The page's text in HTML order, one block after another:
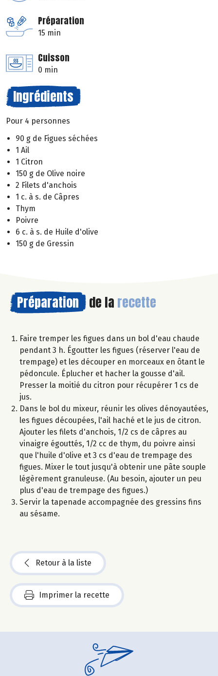
Préparation
15 min
Cuisson
0 min
Ingrédients
Pour 4 personnes
90 g de Figues séchées
1 Ail
1 Citron
150 g de Olive noire
2 Filets d'anchois
1 c. à s. de Câpres
Thym
Poivre
6 c. à s. de Huile d'olive
150 g de Gressin
Préparation de la recette
Faire tremper les figues dans un bol d'eau chaude
pendant 3 h. Égoutter les figues (réserver l'eau de
trempage) et les découper en morceaux en ôtant le
pédoncule. Éplucher et hacher la gousse d'ail.
Presser la moitié du citron pour récupérer 1 cs de
jus.
Dans le bol du mixeur, réunir les olives dénoyautées,
les figues découpées, l'ail haché et le jus de citron.
Ajouter les filets d'anchois, 1/2 cs de câpres au
vinaigre égouttés, 1/2 cc de thym, du poivre ainsi
que l'huile d'olive et 3 cs d'eau de trempage des
figues. Mixer le tout jusqu'à obtenir une pâte souple
légèrement granuleuse. (Au besoin, ajouter un peu
plus d'eau de trempage des figues.)
Servir la tapenade accompagnée des gressins fins
au sésame.
Retour à la liste
Imprimer la recette